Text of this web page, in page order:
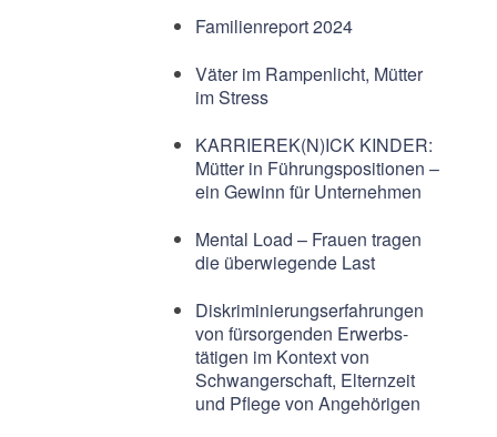
Familienreport 2024
Väter im Rampenlicht, Mütter
im Stress
KARRIEREK(N)ICK KINDER:
Mütter in Führungspositionen –
ein Gewinn für Unternehmen
Mental Load – Frauen tragen
die überwiegende Last
Diskriminierungserfahrungen
von fürsorgenden Erwerbs-
tätigen im Kontext von
Schwangerschaft, Elternzeit
und Pflege von Angehörigen